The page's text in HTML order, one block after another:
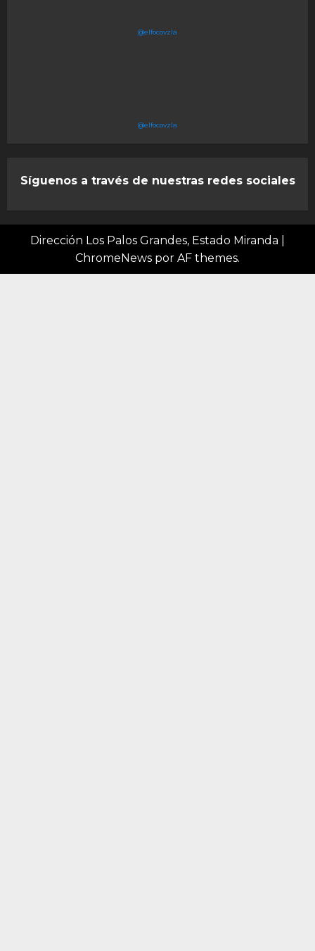
@elfocovzla
@elfocovzla
Síguenos a través de nuestras redes sociales
Dirección Los Palos Grandes, Estado Miranda
ChromeNews por AF themes.